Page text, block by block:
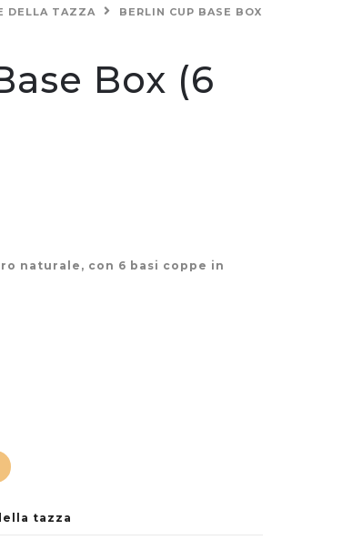
DELLA TAZZA
BERLIN CUP BASE BOX
Box (6
naturale, con 6 basi coppe in
tazza